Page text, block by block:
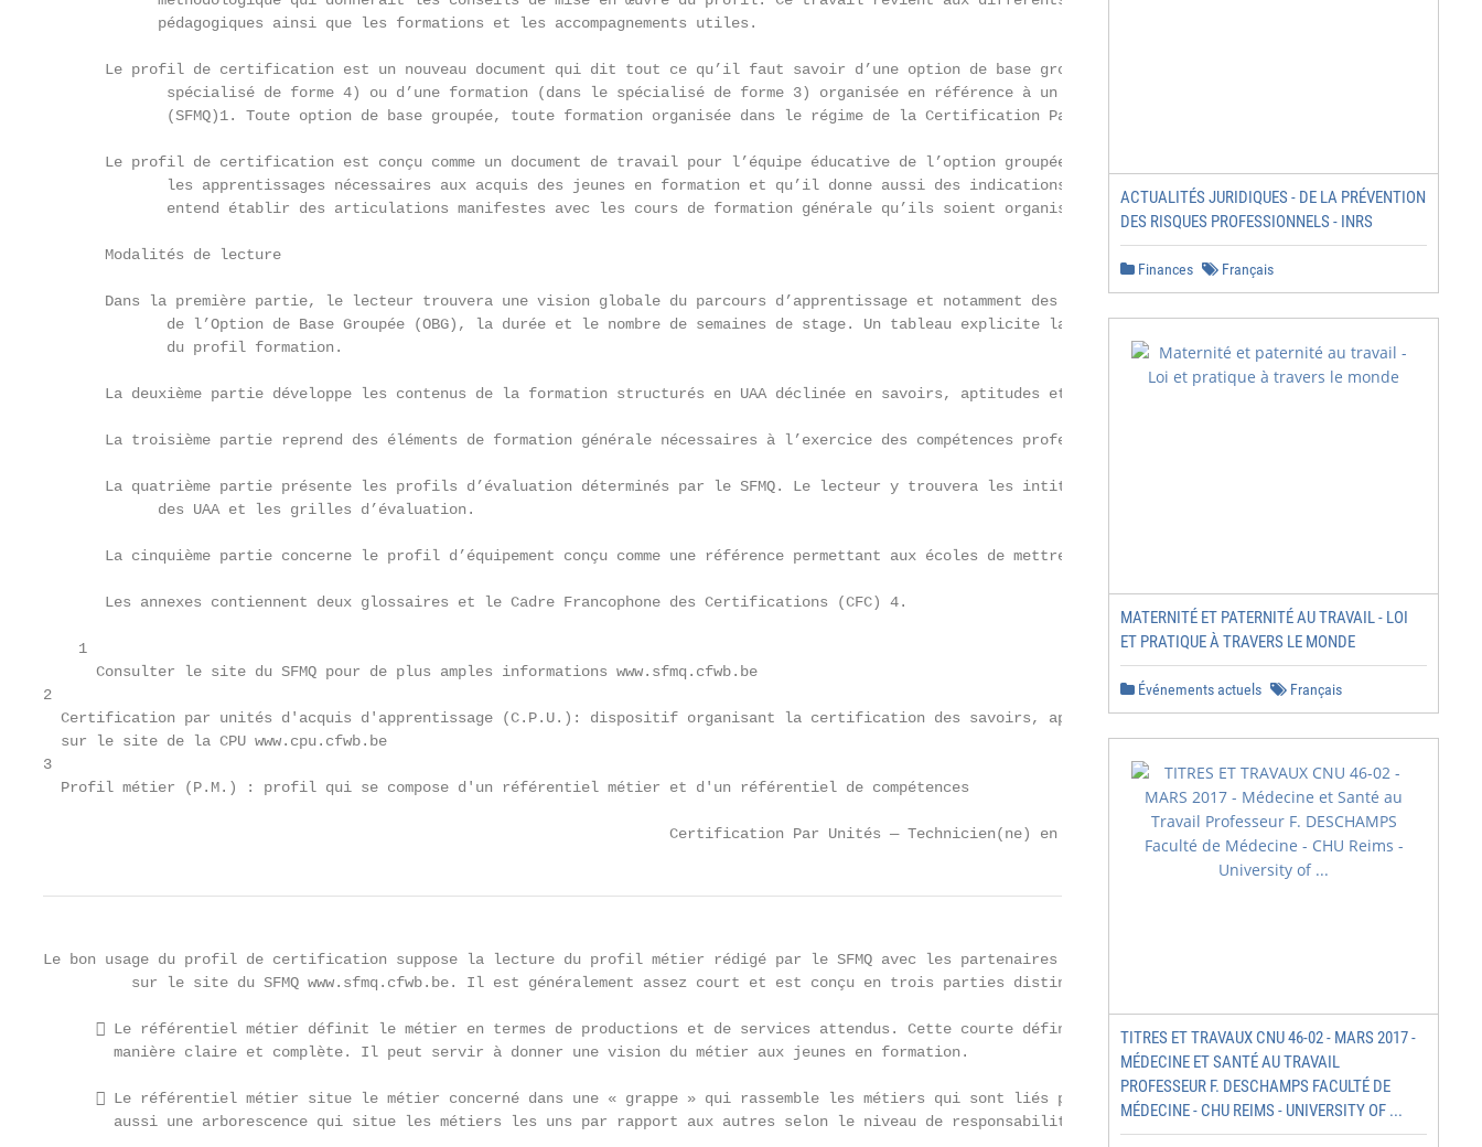
             pédagogiques ainsi que les formations et les accompagnements utiles.
Le profil de certification est un nouveau document qui dit tout ce qu’il faut savoir d’une option de base groupée (dans l’enseignement ordinaire de plein
spécialisé de forme 4) ou d’une formation (dans le spécialisé de forme 3) organisée en référence à un profil de formation du Service Francophone des
(SFMQ)1. Toute option de base groupée, toute formation organisée dans le régime de la Certification Par Unités (CPU)2 doit s’appuyer sur un profil
Le profil de certification est conçu comme un document de travail pour l’équipe éducative de l’option groupée ou de la formation concernée parce que les
les apprentissages nécessaires aux acquis des jeunes en formation et qu’il donne aussi des indications aux enseignants de la formation générale. En
entend établir des articulations manifestes avec les cours de formation générale qu’ils soient organisés dans la formation générale ou dans la
       Modalités de lecture
Dans la première partie, le lecteur trouvera une vision globale du parcours d’apprentissage et notamment des informations administratives sur la
de l’Option de Base Groupée (OBG), la durée et le nombre de semaines de stage. Un tableau explicite la correspondance entre les Activités Clés (AC)
              du profil formation.
       La deuxième partie développe les contenus de la formation structurés en UAA déclinée en savoirs, aptitudes et compétences.
       La troisième partie reprend des éléments de formation générale nécessaires à l’exercice des compétences professionnelles.
La quatrième partie présente les profils d’évaluation déterminés par le SFMQ. Le lecteur y trouvera les intitulés des attestations de validation, les
             des UAA et les grilles d’évaluation.
La cinquième partie concerne le profil d’équipement conçu comme une référence permettant aux écoles de mettre à disposition l’équipement pour une formation
       Les annexes contiennent deux glossaires et le Cadre Francophone des Certifications (CFC) 4.
    1
      Consulter le site du SFMQ pour de plus amples informations www.sfmq.cfwb.be
2
Certification par unités d'acquis d'apprentissage (C.P.U.): dispositif organisant la certification des savoirs, aptitudes et compétences professionnels en
  sur le site de la CPU www.cpu.cfwb.be
3
  Profil métier (P.M.) : profil qui se compose d'un référentiel métier et d'un référentiel de compétences
Certification Par Unités — Technicien(ne) en maintenance et diagnostic automobile — 09/06/
Le bon usage du profil de certification suppose la lecture du profil métier rédigé par le SFMQ avec les partenaires sociaux et les services publics de l’emploi.
          sur le site du SFMQ www.sfmq.cfwb.be. Il est généralement assez court et est conçu en trois parties distinctes.
 Le référentiel métier définit le métier en termes de productions et de services attendus. Cette courte définition permet de présenter le métier sous ses
        manière claire et complète. Il peut servir à donner une vision du métier aux jeunes en formation.
 Le référentiel métier situe le métier concerné dans une « grappe » qui rassemble les métiers qui sont liés par un même type de productions ou de services.
aussi une arborescence qui situe les métiers les uns par rapport aux autres selon le niveau de responsabilité, les liens hiérarchiques, la complexité des
ACTUALITÉS JURIDIQUES - DE LA PRÉVENTION
DES RISQUES PROFESSIONNELS - INRS
Finances Français
MATERNITÉ ET PATERNITÉ AU TRAVAIL - LOI
ET PRATIQUE À TRAVERS LE MONDE
Événements actuels Français
TITRES ET TRAVAUX CNU 46-02 - MARS 2017 -
MÉDECINE ET SANTÉ AU TRAVAIL
PROFESSEUR F. DESCHAMPS FACULTÉ DE
MÉDECINE - CHU REIMS - UNIVERSITY OF ...